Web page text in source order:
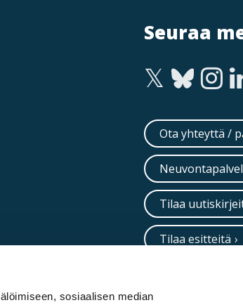
sosiaalisen median
Seuraa
Ota yhteyttä /
Tilaa
Tilaa esitteitä